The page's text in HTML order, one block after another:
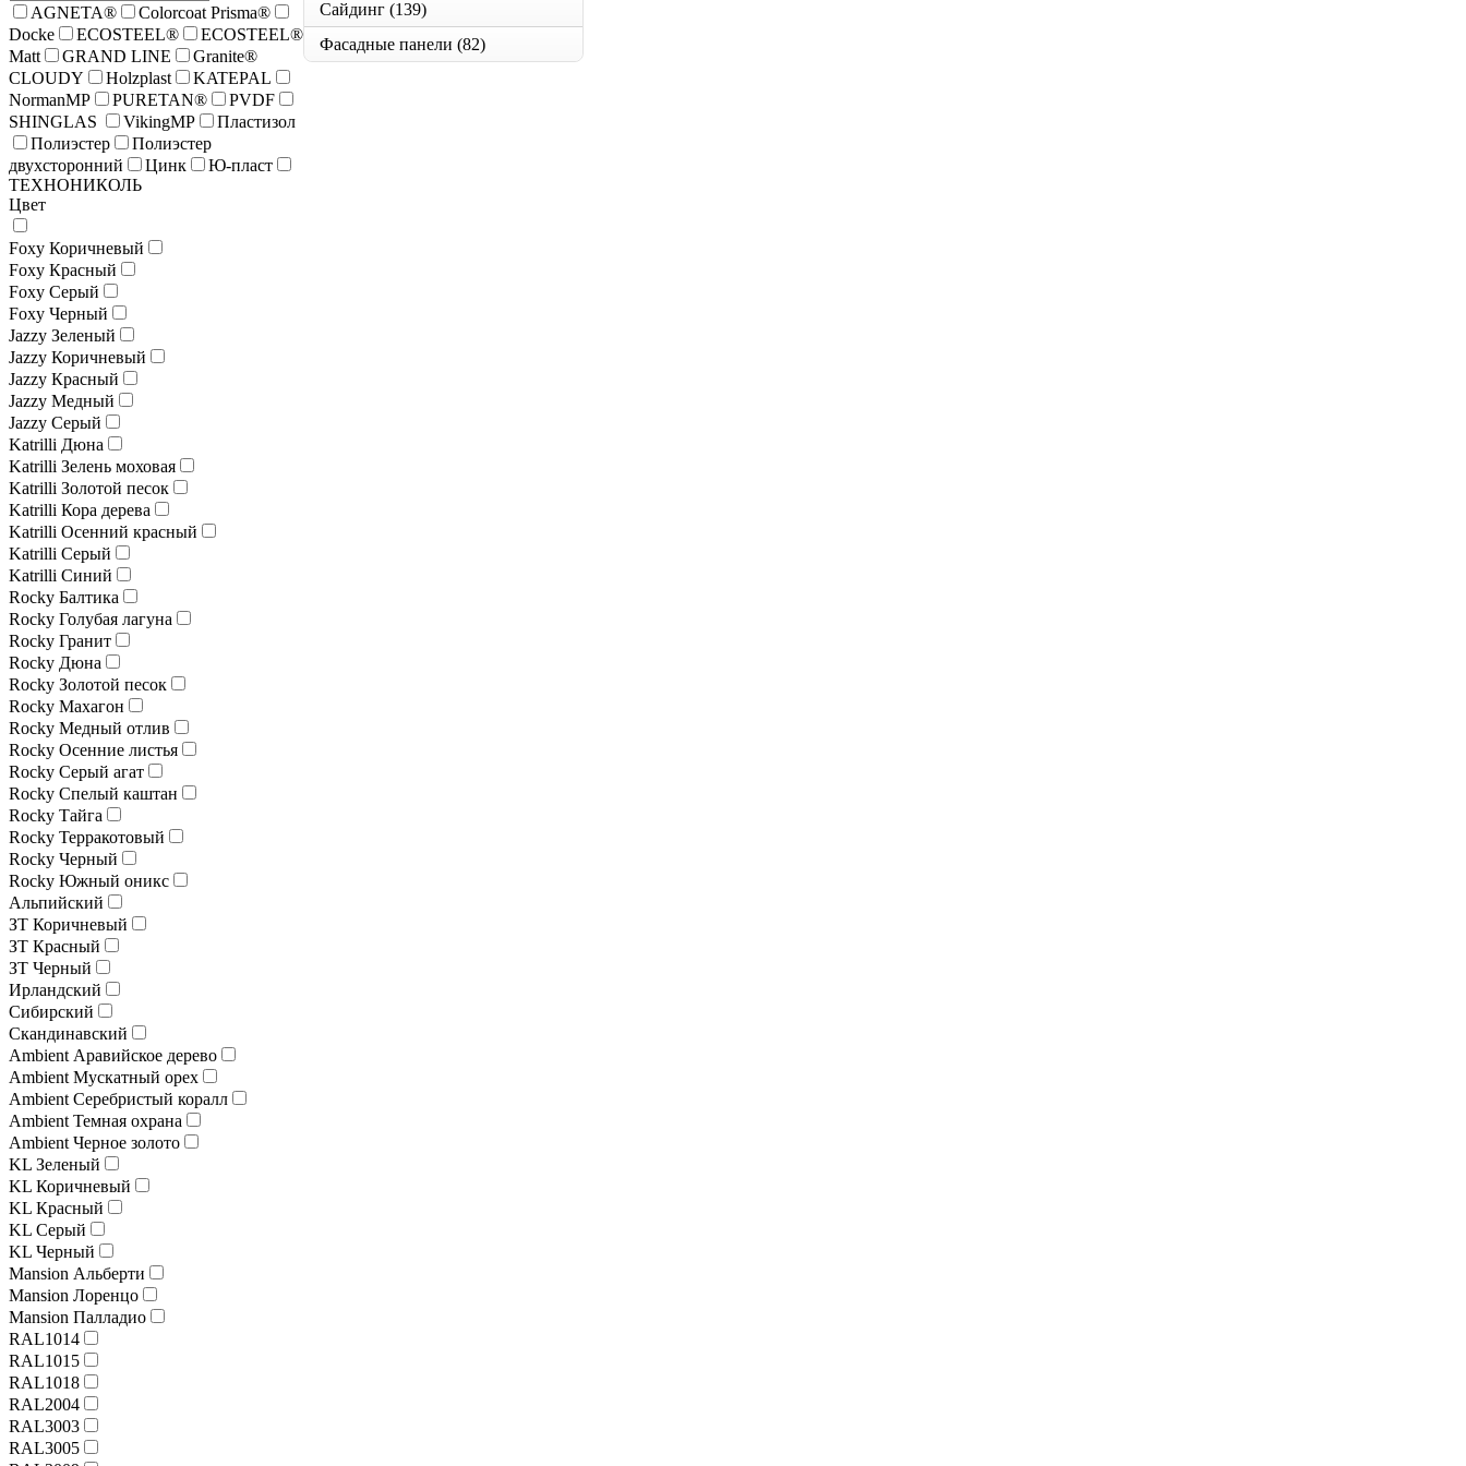
Сайдинг (139)
Фасадные панели (82)
AGNETA®
Colorcoat Prisma®
Docke
ECOSTEEL®
ECOSTEEL®
Matt
GRAND LINE
Granite®
CLOUDY
Holzplast
KATEPAL
NormanMP
PURETAN®
PVDF
SHINGLAS
VikingMP
Пластизол
Полиэстер
Полиэстер
двухсторонний
Цинк
Ю-пласт
ТЕХНОНИКОЛЬ
Цвет
Foxy Коричневый
Foxy Красный
Foxy Серый
Foxy Черный
Jazzy Зеленый
Jazzy Коричневый
Jazzy Красный
Jazzy Медный
Jazzy Серый
Katrilli Дюна
Katrilli Зелень моховая
Katrilli Золотой песок
Katrilli Кора дерева
Katrilli Осенний красный
Katrilli Серый
Katrilli Синий
Rocky Балтика
Rocky Голубая лагуна
Rocky Гранит
Rocky Дюна
Rocky Золотой песок
Rocky Махагон
Rocky Медный отлив
Rocky Осенние листья
Rocky Серый агат
Rocky Спелый каштан
Rocky Тайга
Rocky Терракотовый
Rocky Черный
Rocky Южный оникс
Альпийский
ЗТ Коричневый
ЗТ Красный
ЗТ Черный
Ирландский
Сибирский
Скандинавский
Ambient Аравийское дерево
Ambient Мускатный орех
Ambient Серебристый коралл
Ambient Темная охрана
Ambient Черное золото
KL Зеленый
KL Коричневый
KL Красный
KL Серый
KL Черный
Mansion Альберти
Mansion Лоренцо
Mansion Палладио
RAL1014
RAL1015
RAL1018
RAL2004
RAL3003
RAL3005